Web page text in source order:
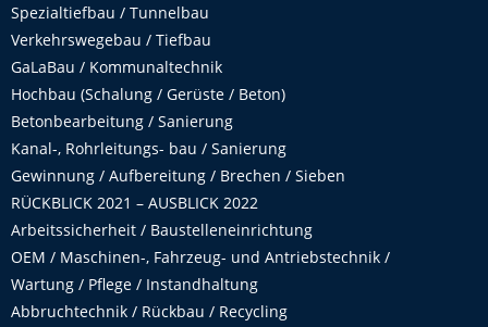
Spezialtiefbau / Tunnelbau
Verkehrswegebau / Tiefbau
GaLaBau / Kommunaltechnik
Hochbau (Schalung / Gerüste / Beton)
Betonbearbeitung / Sanierung
Kanal-, Rohrleitungs- bau / Sanierung
Gewinnung / Aufbereitung / Brechen / Sieben
RÜCKBLICK 2021 – AUSBLICK 2022
Arbeitssicherheit / Baustelleneinrichtung
OEM / Maschinen-, Fahrzeug- und Antriebstechnik /
Wartung / Pflege / Instandhaltung
Abbruchtechnik / Rückbau / Recycling